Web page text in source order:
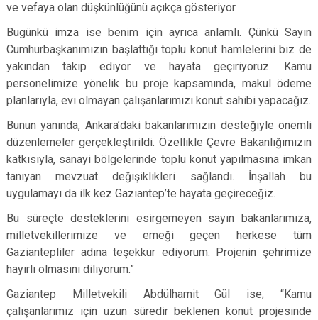
ve vefaya olan düşkünlüğünü açıkça gösteriyor.
Bugünkü imza ise benim için ayrıca anlamlı. Çünkü Sayın
Cumhurbaşkanımızın başlattığı toplu konut hamlelerini biz de
yakından takip ediyor ve hayata geçiriyoruz. Kamu
personelimize yönelik bu proje kapsamında, makul ödeme
planlarıyla, evi olmayan çalışanlarımızı konut sahibi yapacağız.
Bunun yanında, Ankara’daki bakanlarımızın desteğiyle önemli
düzenlemeler gerçekleştirildi. Özellikle Çevre Bakanlığımızın
katkısıyla, sanayi bölgelerinde toplu konut yapılmasına imkan
tanıyan mevzuat değişiklikleri sağlandı. İnşallah bu
uygulamayı da ilk kez Gaziantep’te hayata geçireceğiz.
Bu süreçte desteklerini esirgemeyen sayın bakanlarımıza,
milletvekillerimize ve emeği geçen herkese tüm
Gaziantepliler adına teşekkür ediyorum. Projenin şehrimize
hayırlı olmasını diliyorum.”
Gaziantep Milletvekili Abdülhamit Gül ise; “Kamu
çalışanlarımız için uzun süredir beklenen konut projesinde